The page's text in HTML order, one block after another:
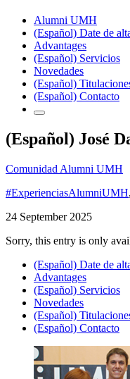
Alumni UMH
(Español) Date de
Advantages
(Español) Servicios
Novedades
(Español)
(Español) Contacto
(Español) José
Comunidad Alumni UMH
#ExperienciasAlumniUMH,
24 September 2025
Sorry, this entry is only
(Español) Date de
Advantages
(Español) Servicios
Novedades
(Español)
(Español) Contacto